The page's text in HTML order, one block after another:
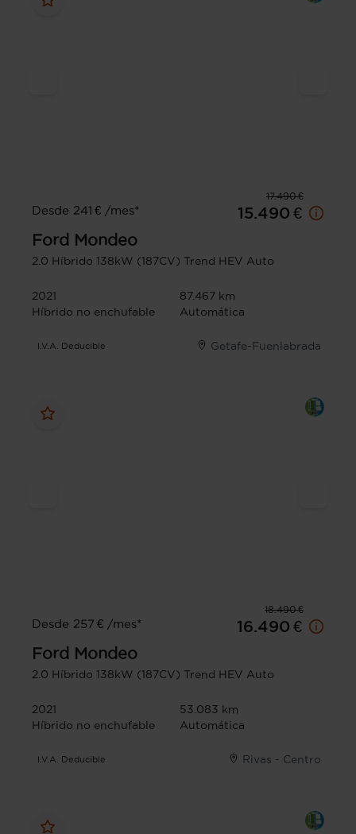
17.490 €
Desde 241 € /mes*
15.490 €
Ford Mondeo
2.0 Híbrido 138kW (187CV) Trend HEV Auto
2021
87.467 km
Híbrido no enchufable
Automática
I.V.A. Deducible Getafe-Fuenlabrada
18.490 €
Desde 257 € /mes*
16.490 €
Ford Mondeo
2.0 Híbrido 138kW (187CV) Trend HEV Auto
2021
53.083 km
Híbrido no enchufable
Automática
I.V.A. Deducible Rivas - Centro